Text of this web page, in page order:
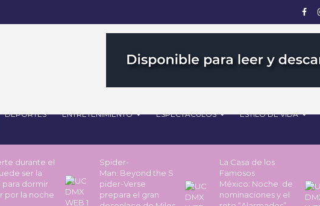
DEPORTES ENTRETENIMIENTO ESPECTÁCULOS ESTILO DE VIDA
durante el
ser la
para dormir
por la noche
Spider-
Man: Beyond the S
pider-Verse
prepara el gran
La Casa de los
Famosos
México: Noche de
nominaciones y el